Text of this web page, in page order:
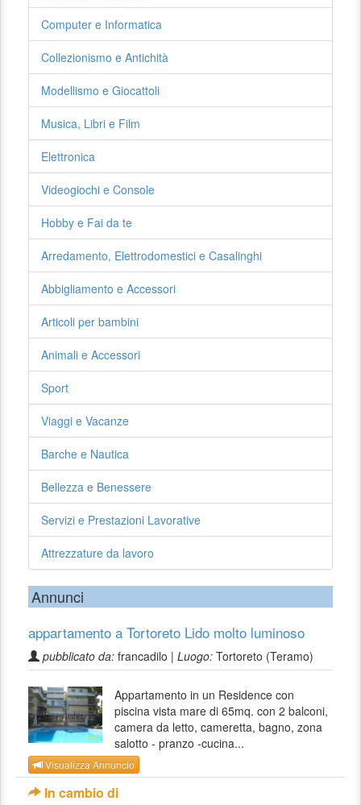
Computer e Informatica
Collezionismo e Antichità
Modellismo e Giocattoli
Musica, Libri e Film
Elettronica
Videogiochi e Console
Hobby e Fai da te
Arredamento, Elettrodomestici e Casalinghi
Abbigliamento e Accessori
Articoli per bambini
Animali e Accessori
Sport
Viaggi e Vacanze
Barche e Nautica
Bellezza e Benessere
Servizi e Prestazioni Lavorative
Attrezzature da lavoro
Annunci
appartamento a Tortoreto Lido molto luminoso
pubblicato da: francadilo | Luogo: Tortoreto (Teramo)
Appartamento in un Residence con
piscina vista mare di 65mq. con 2 balconi,
camera da letto, cameretta, bagno, zona
salotto - pranzo -cucina...
Visualizza Annuncio
In cambio di